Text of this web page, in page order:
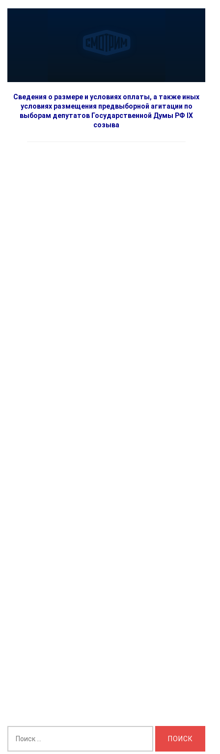
Сведения о размере и условиях оплаты, а также иных
условиях размещения предвыборной агитации по
выборам депутатов Государственной Думы РФ IX
созыва